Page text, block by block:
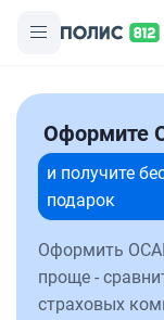
Оформите
и получите
подарок
Оформить
проще -
страховых